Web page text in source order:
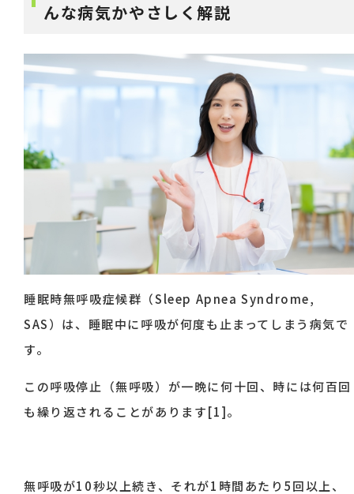
んな病気かやさしく解説
睡眠時無呼吸症候群（Sleep Apnea Syndrome,
SAS）は、睡眠中に呼吸が何度も止まってしまう病気で
す。
この呼吸停止（無呼吸）が一晩に何十回、時には何百回
も繰り返されることがあります[1]。
無呼吸が10秒以上続き、それが1時間あたり5回以上、